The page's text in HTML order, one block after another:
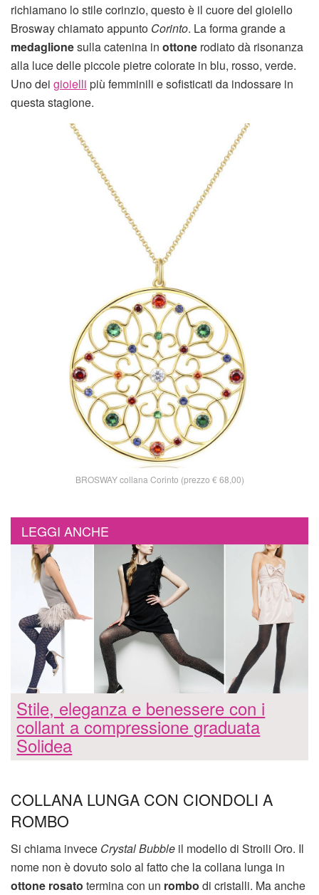
richiamano lo stile corinzio, questo è il cuore del gioiello
Brosway chiamato appunto Corinto. La forma grande a
medaglionesulla catenina in ottone rodiato dà risonanza
alla luce delle piccole pietre colorate in blu, rosso, verde.
Uno dei gioielli più femminili e sofisticati da indossare in
questa stagione.
BROSWAY collana Corinto (prezzo € 68,00)
LEGGI ANCHE
Stile, eleganza e benessere con i
collant a compressione graduata
Solidea
COLLANA LUNGA CON CIONDOLI A
ROMBO
Si chiama invece Crystal Bubble il modello di Stroili Oro. Il
nome non è dovuto solo al fatto che la collana lunga in
ottone rosato termina con un rombo di cristalli. Ma anche